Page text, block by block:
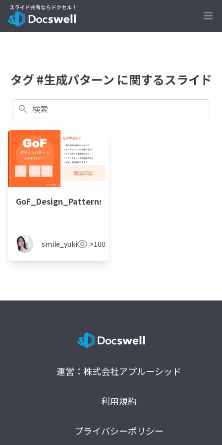
タグ #生成パターン に関するスライド
検索
GoF_Design_Patterns（Python）
smile_yukiko_it>100
運営：株式会社アプルーシッド
利用規約
プライバシーポリシー